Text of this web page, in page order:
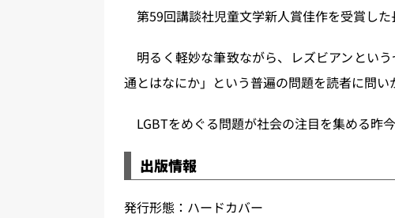
第59回講談社児童文学新人賞佳作を受賞した
明るく軽妙な筆致ながら、レズビアンとい
通とはなにか」という普遍の問題を読者に問い
LGBTをめぐる問題が社会の注目を集める昨
出版情報
発行形態：ハードカバー